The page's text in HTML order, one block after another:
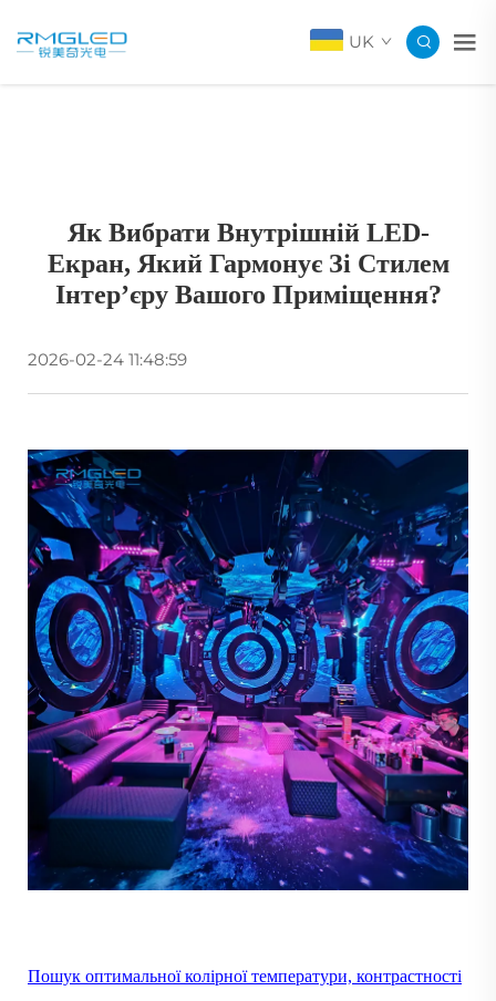
UK
Як Вибрати Внутрішній LED-
Екран, Який Гармонує Зі Стилем
Інтер’єру Вашого Приміщення?
2026-02-24 11:48:59
Пошук оптимальної колірної температури, контрастності